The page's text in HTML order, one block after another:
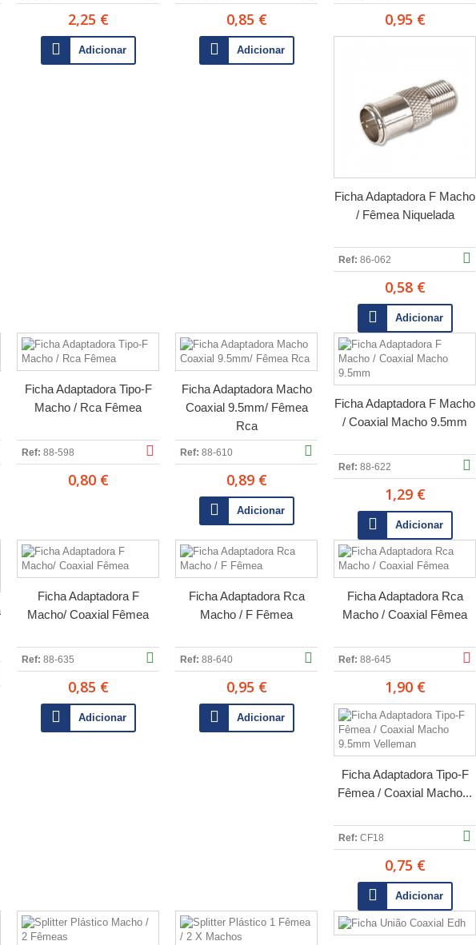
2,25 €
Adicionar
0,85 €
Adicionar
0,95 €
Ficha Adaptadora F Macho
/ Fêmea Niquelada
Ref: 86-062
0,58 €
Adicionar
Ficha Adaptadora Tipo-F
Macho / Rca Fêmea
Ref: 88-598
0,80 €
Ficha Adaptadora Macho
Coaxial 9.5mm/ Fêmea
Rca
Ref: 88-610
0,89 €
Adicionar
Ficha Adaptadora F Macho
/ Coaxial Macho 9.5mm
Ref: 88-622
1,29 €
Adicionar
Ficha Adaptadora F
Macho/ Coaxial Fêmea
Ref: 88-635
0,85 €
Adicionar
Ficha Adaptadora Rca
Macho / F Fêmea
Ref: 88-640
0,95 €
Adicionar
Ficha Adaptadora Rca
Macho / Coaxial Fêmea
Ref: 88-645
1,90 €
Ficha Adaptadora Tipo-F
Fêmea / Coaxial Macho...
Ref: CF18
0,75 €
Adicionar